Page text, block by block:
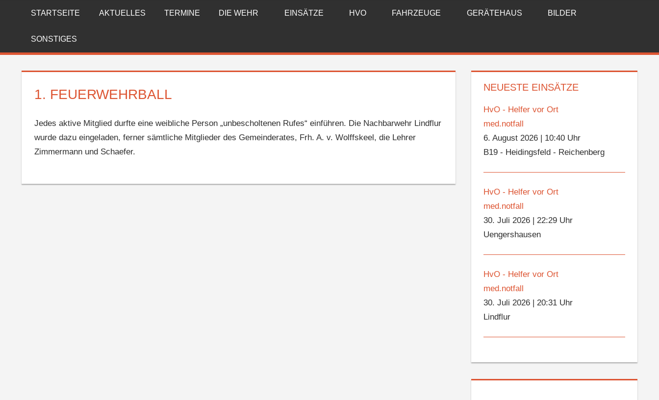
FREIWILLIGE
FEUERWEHR
REICHENBERG
STARTSEITE AKTUELLES TERMINE DIE WEHR EINSÄTZE HVO FAHRZEUGE GERÄTEHAUS BILDER
SONSTIGES
1. FEUERWEHRBALL
Jedes aktive Mitglied durfte eine weibliche Person „unbescholtenen Rufes“ einführen. Die Nachbarwehr Lindflur
wurde dazu eingeladen, ferner sämtliche Mitglieder des Gemeinderates, Frh. A. v. Wolffskeel, die Lehrer
Zimmermann und Schaefer.
NEUESTE EINSÄTZE
HvO - Helfer vor Ort
med.notfall
6. August 2026
10:40 Uhr
B19 - Heidingsfeld - Reichenberg
HvO - Helfer vor Ort
med.notfall
30. Juli 2026 |22:29 Uhr
Uengershausen
HvO - Helfer vor Ort
med.notfall
30. Juli 2026 |20:31 Uhr
Lindflur